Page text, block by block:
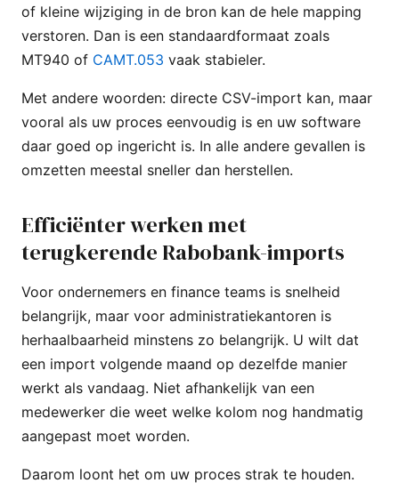
of kleine wijziging in de bron kan de hele mapping
verstoren. Dan is een standaardformaat zoals
MT940 of CAMT.053 vaak stabieler.
Met andere woorden: directe CSV-import kan, maar
vooral als uw proces eenvoudig is en uw software
daar goed op ingericht is. In alle andere gevallen is
omzetten meestal sneller dan herstellen.
Efficiënter werken met
terugkerende Rabobank-imports
Voor ondernemers en finance teams is snelheid
belangrijk, maar voor administratiekantoren is
herhaalbaarheid minstens zo belangrijk. U wilt dat
een import volgende maand op dezelfde manier
werkt als vandaag. Niet afhankelijk van een
medewerker die weet welke kolom nog handmatig
aangepast moet worden.
Daarom loont het om uw proces strak te houden.